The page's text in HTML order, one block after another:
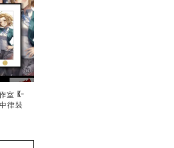
室 K-
律裝